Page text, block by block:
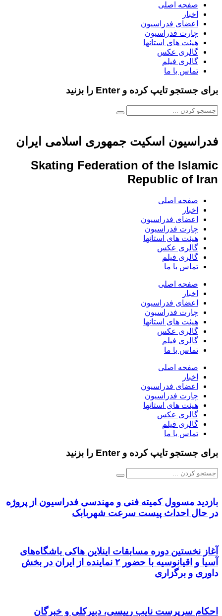
صفحه اصلی
اخبار
اعضای فدراسیون
چارت فدراسیون
هیئت های استانها
گالری عکس
گالری فیلم
تماس با ما
برای جستجو تایپ کرده و Enter را بزنید
فدراسیون اسکیت جمهوری اسلامی ایران
Skating Federation of the Islamic
Republic of Iran
صفحه اصلی
اخبار
اعضای فدراسیون
چارت فدراسیون
هیئت های استانها
گالری عکس
گالری فیلم
تماس با ما
صفحه اصلی
اخبار
اعضای فدراسیون
چارت فدراسیون
هیئت های استانها
گالری عکس
گالری فیلم
تماس با ما
صفحه اصلی
اخبار
اعضای فدراسیون
چارت فدراسیون
هیئت های استانها
گالری عکس
گالری فیلم
تماس با ما
برای جستجو تایپ کرده و Enter را بزنید
بازدید مسوول کمیته فنی و مهندسی فدراسیون از پروژه
در حال احداث پیست سرعت شهربابک
آغاز نخستین دوره مسابقات اینلاین هاکی باشگاه‌های
آسیا و اقیانوسیه با حضور ۲ نماینده از ایران در بخش
داوری و برگزاری
احکام سرپرست نایب رییسی، دبیرکلی و خبرگان